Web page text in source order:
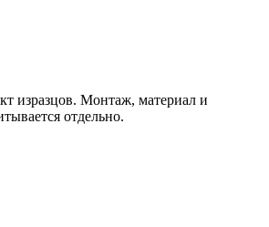
изразцов. Монтаж, материал и
отдельно.